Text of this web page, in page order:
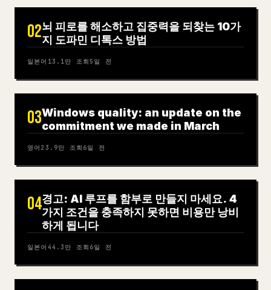
02뇌 피로를 해소하고 집중력을 되찾는 10가
지 도파민 디톡스 방법
일본어 13.1만 조회5일 전
03Windows quality: an update on the
commitment we made in March
영어 23.9만 조회 6일 전
04경고: AI 루프를 함부로 만들지 마세요. 4
가지 조건을 충족하지 못하면 비용만 낭비
하게 됩니다
일본어 44.3만 조회 6일 전